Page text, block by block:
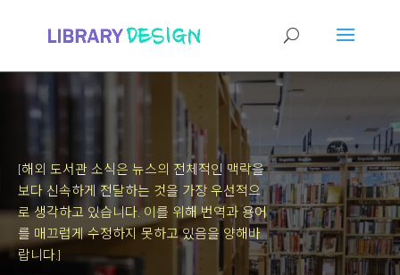
[해외 도서관 소식은 뉴스의 전체적인 맥락을
보다 신속하게 전달하는 것을 가장 우선적으
로 생각하고 있습니다.이를 위해 번역과 용어
를 매끄럽게 수정하지 못하고 있음을 양해바
랍니다.]